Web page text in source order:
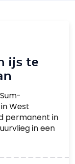
ijs te
West
permanent in
in een